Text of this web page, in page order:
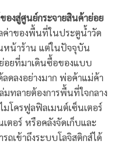
องสู่ศูนย์กระจายสินค้าย่อย
าของพื้นที่ในประตูน้ำวัด
หน้าร้าน แต่ในปัจจุบัน
อยที่มาเดินซื้อของแบบ
ดลงอย่างมาก พ่อค้าแม่ค้า
ทลายต้องการพื้นที่ใจกลาง
โครฟูลฟิลเมนต์เซ็นเตอร์
ตอร์ หรือคลังจัดเก็บและ
ถเข้าถึงระบบโลจิสติกส์ได้